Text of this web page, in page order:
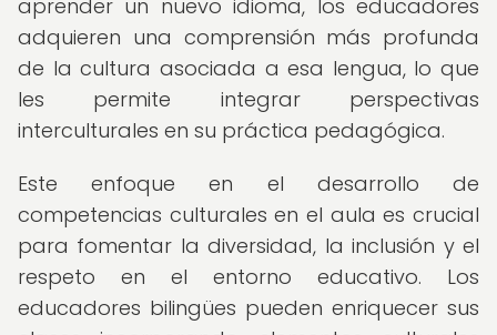
aprender un nuevo idioma, los educadores
adquieren una comprensión más profunda
de la cultura asociada a esa lengua, lo que
les permite integrar perspectivas
interculturales en su práctica pedagógica.
Este enfoque en el desarrollo de
competencias culturales en el aula es crucial
para fomentar la diversidad, la inclusión y el
respeto en el entorno educativo. Los
educadores bilingües pueden enriquecer sus